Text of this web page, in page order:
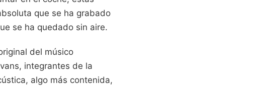
que se ha grabado
se ha quedado sin aire.
del músico
integrantes de la
algo más contenida,